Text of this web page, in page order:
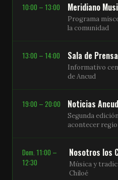
10:00 – 13:00 Meridiano
Programa
la comunidad
13:00 – 14:00 Sala de Prensa
Informativo
de Ancud
19:00 – 20:00 Noticias Ancud
Segunda
acontecer
Dom. 11:00 –
12:30
Nosotros los
Música y
Chiloé